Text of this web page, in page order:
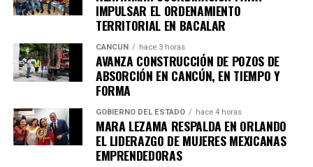
Recibe las noticias al instante
IMPULSAR EL ORDENAMIENTO
TERRITORIAL EN BACALAR
CANCÚN hace 3 horas
AVANZA CONSTRUCCIÓN DE POZOS DE
ABSORCIÓN EN CANCÚN, EN TIEMPO Y
FORMA
GOBIERNO DEL ESTADO hace 4 horas
MARA LEZAMA RESPALDA EN ORLANDO
EL LIDERAZGO DE MUJERES MEXICANAS
EMPRENDEDORAS